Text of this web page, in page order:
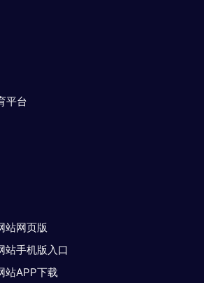
平台
站网页版
站手机版入口
站APP下载